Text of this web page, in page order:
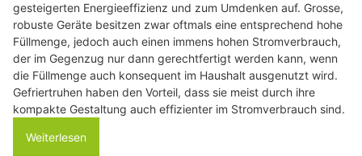
gesteigerten Energieeffizienz und zum Umdenken auf. Grosse,
robuste Geräte besitzen zwar oftmals eine entsprechend hohe
Füllmenge, jedoch auch einen immens hohen Stromverbrauch,
der im Gegenzug nur dann gerechtfertigt werden kann, wenn
die Füllmenge auch konsequent im Haushalt ausgenutzt wird.
Gefriertruhen haben den Vorteil, dass sie meist durch ihre
kompakte Gestaltung auch effizienter im Stromverbrauch sind.
Weiterlesen